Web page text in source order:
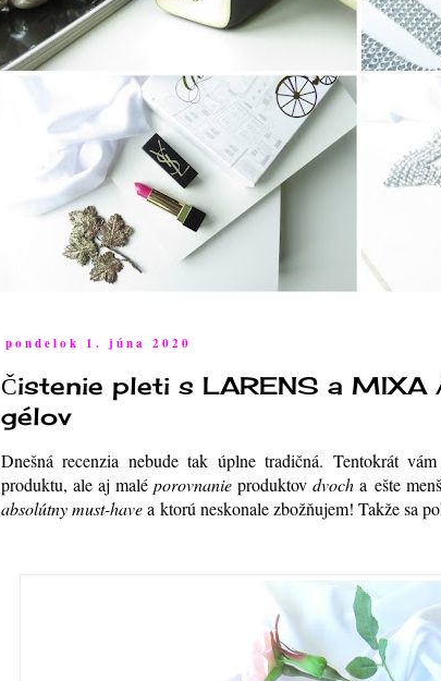
pondelok 1. júna 2020
Čistenie pleti s LARENS a MIXA
gélov
Dnešná recenzia nebude tak úplne tradičná. Tentokrát
produktu, ale aj maléporovnanie produktovdvoch a ešte
absolútny must-havea ktorú neskonale zbožňujem! Takže sa